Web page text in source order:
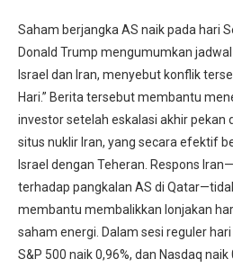
Saham berjangka AS naik pada hari
Donald Trump mengumumkan
Israel dan Iran, menyebut konflik
Hari.” Berita tersebut membantu
investor setelah eskalasi akhir pekan
situs nuklir Iran, yang secara efektif
Israel dengan Teheran. Respons
terhadap pangkalan AS di
membantu membalikkan lonjakan
saham energi. Dalam sesi reguler hari
S&P 500 naik 0,96%, dan Nasdaq